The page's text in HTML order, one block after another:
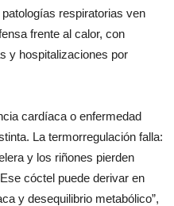
respiratorias ven
frente al calor, con
y hospitalizaciones por
cardíaca o enfermedad
La termorregulación falla:
y los riñones pierden
cóctel puede derivar en
y desequilibrio metabólico”,